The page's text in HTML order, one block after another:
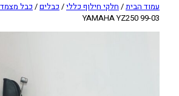
עמוד הבית/ חלקי חילוף כללי/ כבלים/ כבל
YAMAHA YZ250 99-03